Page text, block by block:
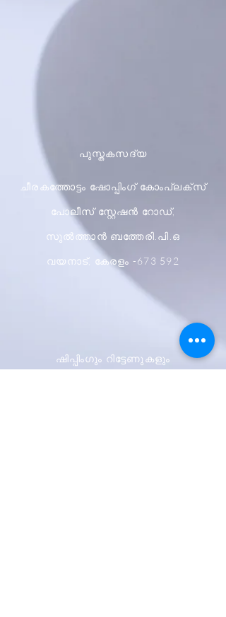
പുസ്തകസദ്യ
ചീരകത്തോട്ടം ഷോപ്പിംഗ് കോംപ്ലക്സ്
പോലീസ് സ്റ്റേഷൻ റോഡ്,
സുൽത്താൻ ബത്തേരി.പി.ഒ
വയനാട്, കേരളം -673 592
ഷിപ്പിംഗും റിട്ടേണുകളും